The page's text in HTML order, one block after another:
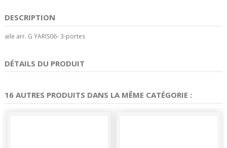
DESCRIPTION
aile arr. G YARIS06- 3-portes
DÉTAILS DU PRODUIT
16 AUTRES PRODUITS DANS LA MÊME CATÉGORIE :